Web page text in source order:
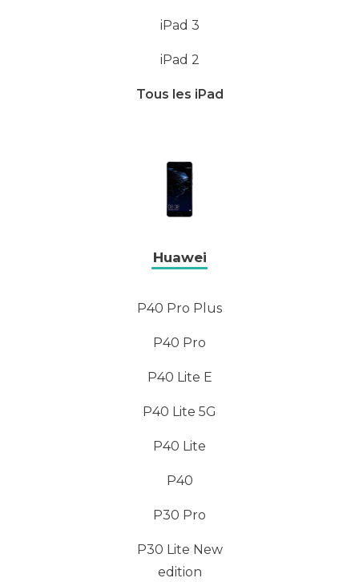
iPad 3
iPad 2
Tous les iPad
Huawei
P40 Pro Plus
P40 Pro
P40 Lite E
P40 Lite 5G
P40 Lite
P40
P30 Pro
P30 Lite New
edition